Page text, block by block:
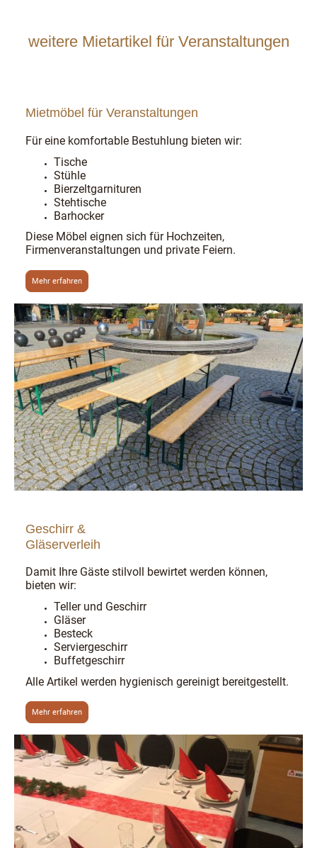
weitere Mietartikel für Veranstaltungen
Mietmöbel für Veranstaltungen
Für eine komfortable Bestuhlung bieten wir:
Tische
Stühle
Bierzeltgarnituren
Stehtische
Barhocker
Diese Möbel eignen sich für Hochzeiten,
Firmenveranstaltungen und private Feiern.
Mehr erfahren
Geschirr &
Gläserverleih
Damit Ihre Gäste stilvoll bewirtet werden können,
bieten wir:
Teller und Geschirr
Gläser
Besteck
Serviergeschirr
Buffetgeschirr
Alle Artikel werden hygienisch gereinigt bereitgestellt.
Mehr erfahren